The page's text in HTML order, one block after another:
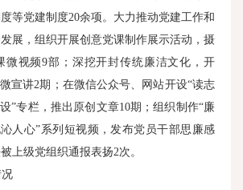
等党建制度20余项。大力推动党建工作和
展，组织开展创意党课制作展示活动，摄
微视频9部；深挖开封传统廉洁文化，开
宣讲2期；在微信公众号、网站开设“读志
”专栏，推出原创文章10期；组织制作“廉
人心”系列短视频，发布党员干部思廉感
上级党组织通报表扬2次。